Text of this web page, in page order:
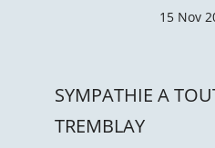
15 Nov
SYMPATHIE A
TREMBLAY